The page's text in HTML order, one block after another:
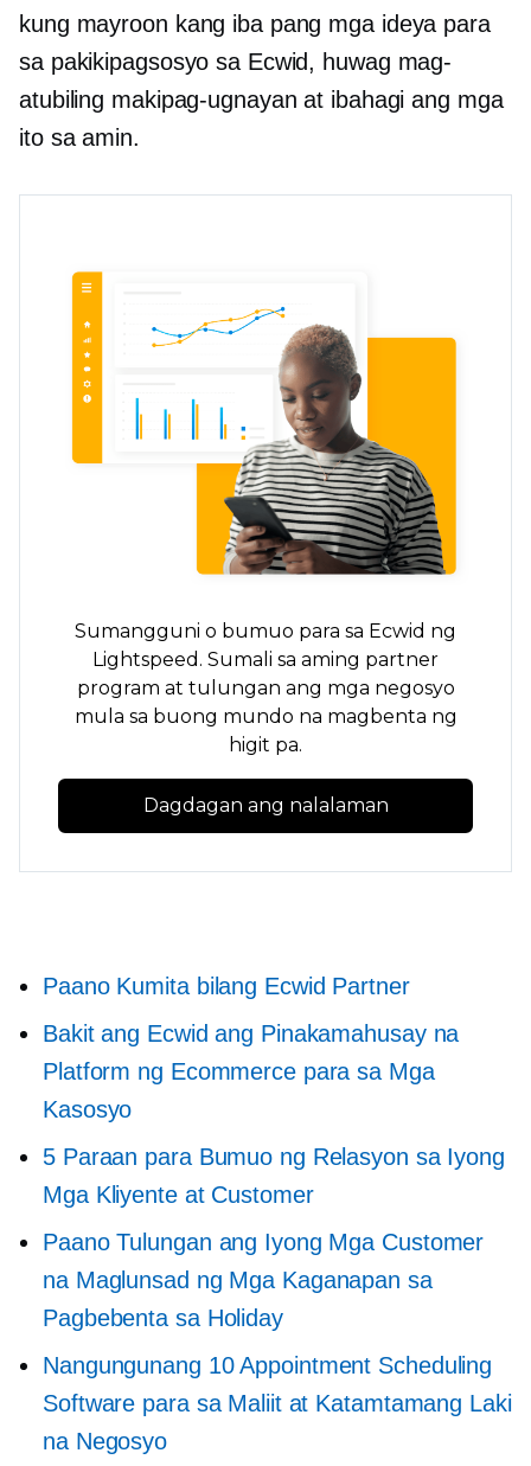
kung mayroon kang iba pang mga ideya para
sa pakikipagsosyo sa Ecwid, huwag mag-
atubiling makipag-ugnayan at ibahagi ang mga
ito sa amin.
Sumangguni o bumuo para sa Ecwid ng
Lightspeed. Sumali sa aming partner
program at tulungan ang mga negosyo
mula sa buong mundo na magbenta ng
higit pa.
Dagdagan ang nalalaman
Paano Kumita bilang Ecwid Partner
Bakit ang Ecwid ang Pinakamahusay na
Platform ng Ecommerce para sa Mga
Kasosyo
5 Paraan para Bumuo ng Relasyon sa Iyong
Mga Kliyente at Customer
Paano Tulungan ang Iyong Mga Customer
na Maglunsad ng Mga Kaganapan sa
Pagbebenta sa Holiday
Nangungunang 10 Appointment Scheduling
Software para sa Maliit at Katamtamang Laki
na Negosyo